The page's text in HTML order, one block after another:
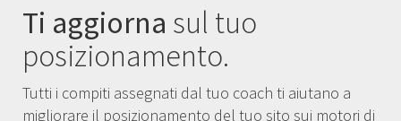
Ti aggiorna sul tuo
posizionamento.
Tutti i compiti assegnati dal tuo coach ti aiutano a
migliorare il posizionamento del tuo sito sui motori di